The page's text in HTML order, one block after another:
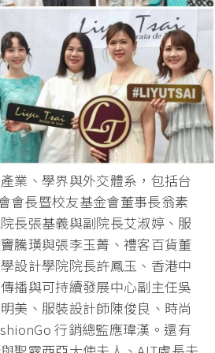
業、學界與外交體系，包括台
會長暨校友基金會董事長翁素
長張基義與副院長艾淑婷、服
騰璜與張李玉菁、禮客百貨董
設計學院院長許鳳玉、香港中
播與可持續發展中心副主任吳
美、服裝設計師陳俊良、時尚
行銷總監應瑋漢。還有